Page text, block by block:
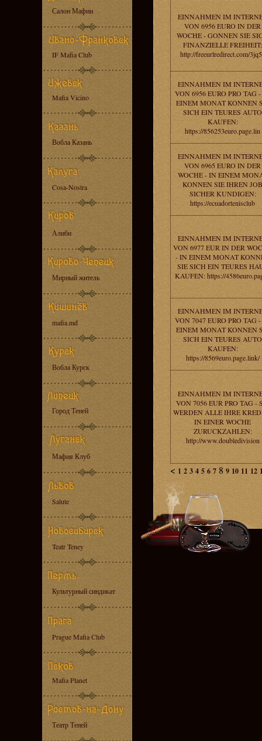
Салон Мафии
IF Mafia Club
Mafia Vicino
Вобла Казань
Cosa-Nostra
Алиби
Мирный житель
mafia.md
Вобла Курск
Город Теней
Мафия Клуб
Salute
Teatr Teney
Культурный синдикат
Prague Mafia Club
Mafia Planet
Театр Теней
EINNAHMEN IM
VON 6956 EURO IN DER
WOCHE - GONNEN SIE
FINANZIELLE FREIHEIT:
http://freeurlredirect.com/
EINNAHMEN IM
VON 6956 EURO PRO TAG
EINEM MONAT KONNEN
SICH EIN TEURES AUTO
KAUFEN:
https://856253euro.page.lin
EINNAHMEN IM
VON 6965 EURO IN DER
WOCHE - IN EINEM
KONNEN SIE IHREN JOB
SICHER KUNDIGEN:
https://ecuadortenisclub
EINNAHMEN IM
VON 6977 EUR IN DER
- IN EINEM MONAT
SIE SICH EIN TEURES
KAUFEN: https://
EINNAHMEN IM
VON 7047 EURO PRO TAG
EINEM MONAT KONNEN
SICH EIN TEURES AUTO
KAUFEN:
https://8569euro.page.link/
EINNAHMEN IM
VON 7056 EUR PRO TAG -
WERDEN ALLE IHRE
IN EINER WOCHE
ZURUCKZAHLEN:
http://www.doubledivision
< 1 2 3 4 5 6 7 8 9 10 11 12